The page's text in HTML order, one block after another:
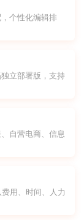
个性化编辑排
立部署版，支持
自营电商、信息
用、时间、人力